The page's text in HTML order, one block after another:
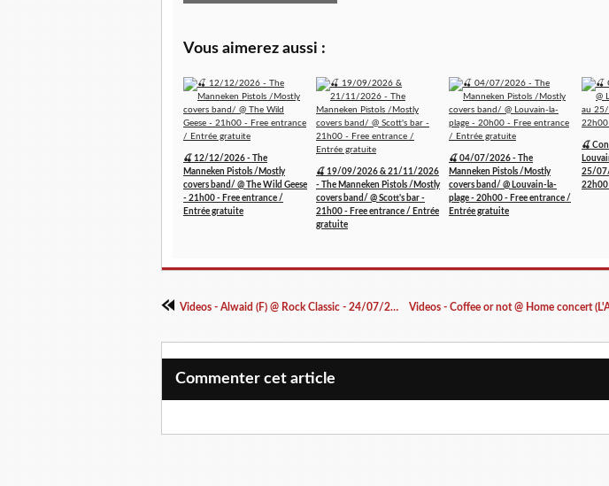
Vous aimerez aussi :
🍒 12/12/2026 - The
Manneken Pistols /Mostly
covers band/ @ The Wild Geese
- 21h00 - Free entrance /
Entrée gratuite
🍒 19/09/2026 & 21/11/2026
- The Manneken Pistols /Mostly
covers band/ @ Scott's bar -
21h00 - Free entrance / Entrée
gratuite
🍒 04/07/2026 - The
Manneken Pistols /Mostly
covers band/ @ Louvain-la-
plage - 20h00 - Free entrance /
Entrée gratuite
🍒
25/
Videos - Alwaid (F) @ Rock Classic - 24/07/2015
Commenter cet article